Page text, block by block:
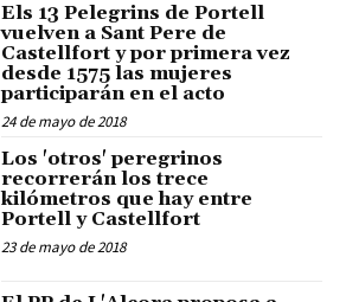
Els 13 Pelegrins de Portell
vuelven a Sant Pere de
Castellfort y por primera vez
desde 1575 las mujeres
participarán en el acto
24 de mayo de 2018
Los 'otros' peregrinos
recorrerán los trece
kilómetros que hay entre
Portell y Castellfort
23 de mayo de 2018